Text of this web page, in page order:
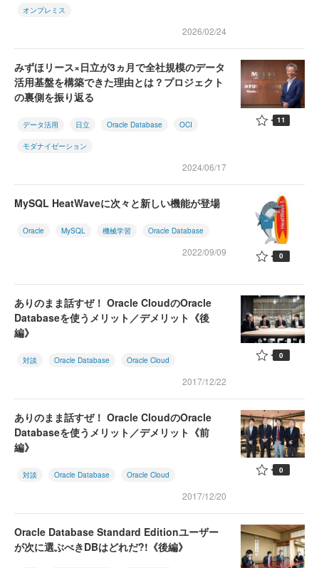
オンプレミス
2026/02/24
みずほリース×日立が3ヵ月で全社規模のデータ
活用基盤を構築できた理由とは？プロジェクト
の裏側を振り返る
データ活用 日立 Oracle Database OCI
モダナイゼーション
2024/06/17
11
MySQL HeatWaveに次々と新しい機能が登場
Oracle MySQL 機械学習 Oracle Database
2022/09/09 0
ありのまま話すぜ！ Oracle CloudのOracle
Databaseを使うメリット／デメリット《後
編》
対談 Oracle Database Oracle Cloud
2017/12/22
0
ありのまま話すぜ！ Oracle CloudのOracle
Databaseを使うメリット／デメリット《前
編》
対談 Oracle Database Oracle Cloud
2017/12/20
0
Oracle Database Standard Editionユーザー
が次に選ぶべきDBはどれだ?!《後編》